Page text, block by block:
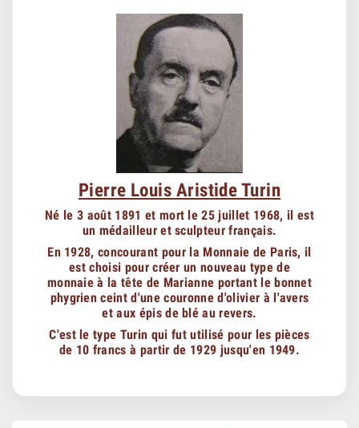
Pierre Louis Aristide Turin
Né le 3 août 1891 et mort le 25 juillet 1968, il est
un médailleur et sculpteur français.
En 1928, concourant pour la Monnaie de Paris, il
est choisi pour créer un nouveau type de
monnaie à la tête de Marianne portant le bonnet
phygrien ceint d'une couronne d'olivier à l'avers
et aux épis de blé au revers.
C'est le type Turin qui fut utilisé pour les pièces
de 10 francs à partir de 1929 jusqu'en 1949.